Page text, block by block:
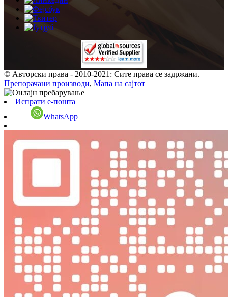
© Авторски права - 2010-2021: Сите права се задржани.
Препорачани производи, Мапа на сајтот
Испрати е-пошта
WhatsApp